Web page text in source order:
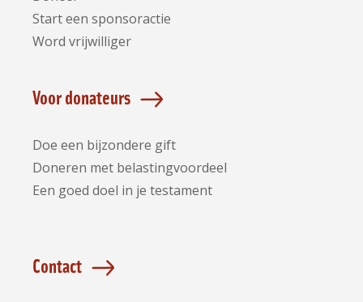
Start een sponsoractie
Word vrijwilliger
Voor donateurs
Doe een bijzondere gift
Doneren met belastingvoordeel
Een goed doel in je testament
Contact